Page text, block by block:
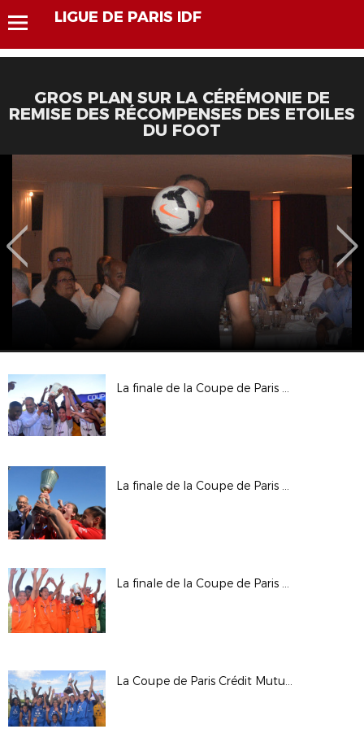
LIGUE DE PARIS IDF
GROS PLAN SUR LA CÉRÉMONIE DE
REMISE DES RÉCOMPENSES DES ETOILES
DU FOOT
La finale de la Coupe de Paris Crédit Mutuel IDF U14
La finale de la Coupe de Paris Crédit Mutuel IDF Féminines U19
La finale de la Coupe de Paris Crédit Mutuel IDF U16 Féminines
La Coupe de Paris Crédit Mutuel IDF Féminines seniors